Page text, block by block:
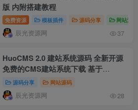
版 内附搭建教程
免费资源 模板插件 源码分享 网站源码
辰光资源网 37
HuoCMS 2.0 建站系统源码 全新开源
免费的CMS建站系统下载 基于
thinkphp内核开发
源码分享 网站源码
辰光资源网 28